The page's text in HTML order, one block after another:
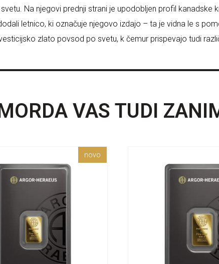
Na njegovi prednji strani je upodobljen profil kanadske
letnico, ki označuje njegovo izdajo – ta je vidna le s
zlato povsod po svetu, k čemur prispevajo tudi
VAS TUDI
novo